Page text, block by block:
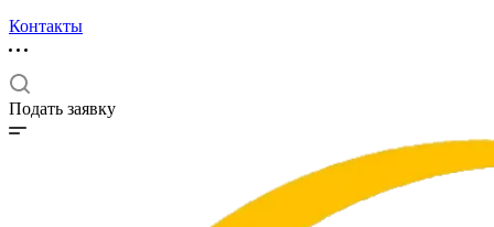
Контакты
Подать заявку